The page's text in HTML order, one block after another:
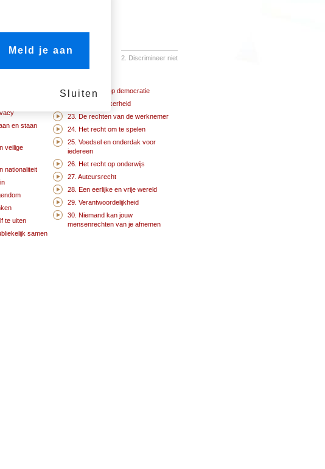
2. Discrimineer niet
en staan
veilige
nationaliteit
te uiten
samen
21. Het recht op democratie
22. Sociale zekerheid
23. De rechten van de werknemer
24. Het recht om te spelen
25. Voedsel en onderdak voor
iedereen
26. Het recht op onderwijs
27. Auteursrecht
28. Een eerlijke en vrije wereld
29. Verantwoordelijkheid
30. Niemand kan jouw
mensenrechten van je afnemen
Meld je aan
Sluiten